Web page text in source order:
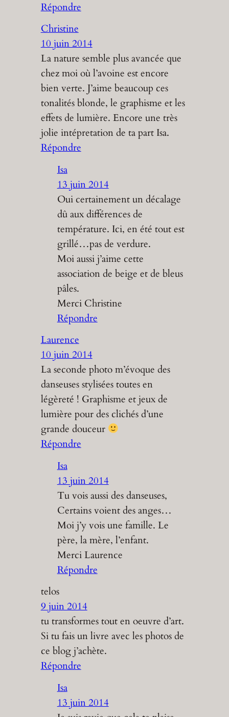
Répondre
Christine
10 juin 2014
La nature semble plus avancée que
chez moi où l’avoine est encore
bien verte. J’aime beaucoup ces
tonalités blonde, le graphisme et les
effets de lumière. Encore une très
jolie intépretation de ta part Isa.
Répondre
Isa
13 juin 2014
Oui certainement un décalage
dû aux différences de
température. Ici, en été tout est
grillé…pas de verdure.
Moi aussi j’aime cette
association de beige et de bleus
pâles.
Merci Christine
Répondre
Laurence
10 juin 2014
La seconde photo m’évoque des
danseuses stylisées toutes en
légèreté ! Graphisme et jeux de
lumière pour des clichés d’une
grande douceur
Répondre
Isa
13 juin 2014
Tu vois aussi des danseuses,
Certains voient des anges…
Moi j’y vois une famille. Le
père, la mère, l’enfant.
Merci Laurence
Répondre
telos
9 juin 2014
tu transformes tout en oeuvre d’art.
Si tu fais un livre avec les photos de
ce blog j’achète.
Répondre
Isa
13 juin 2014